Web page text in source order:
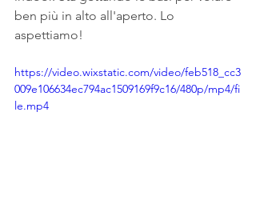
ben più in alto all'aperto. Lo
aspettiamo!
https://video.wixstatic.com/video/feb518_cc3
009e106634ec794ac1509169f9c16/480p/mp4/fi
le.mp4